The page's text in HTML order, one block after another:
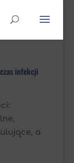
infekcji
a